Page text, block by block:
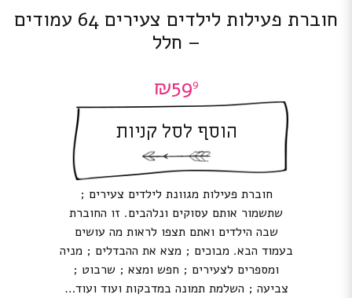
חוברת פעילות לילדים צעירים 64 עמודים
– חלל
₪599
הוסף לסל קניות
חוברת פעילות מגוונת לילדים צעירים ;
שתשמור אותם עסוקים ונלהבים. זו החוברת
שבה הילדים ואתם תצפו לראות מה עושים
בעמוד הבא. מבוכים ; מצא את ההבדלים ; מניה
ומספרים לצעירים ; חפש ומצא ; שרבוט ;
צביעה ; השלמת תמונה במדבקות ועוד ועוד…